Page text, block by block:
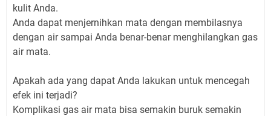
kulit Anda.
Anda dapat menjernihkan mata dengan membilasnya
dengan air sampai Anda benar-benar menghilangkan gas
air mata.
Apakah ada yang dapat Anda lakukan untuk mencegah
efek ini terjadi?
Komplikasi gas air mata bisa semakin buruk semakin